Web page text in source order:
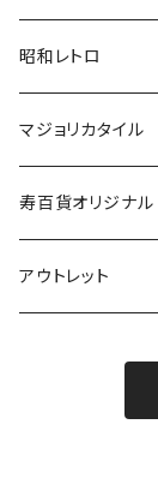
昭和レトロ
マジョリカタイル
寿百貨オリジナル
アウトレット